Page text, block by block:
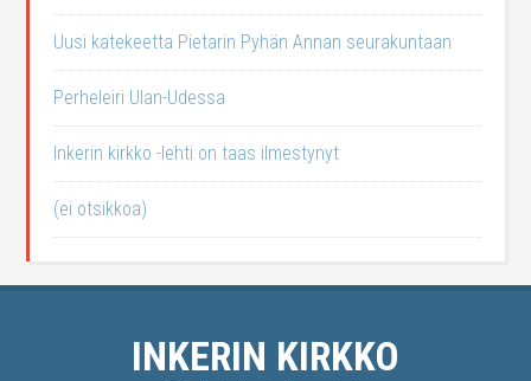
Uusi katekeetta Pietarin Pyhän Annan seurakuntaan
Perheleiri Ulan-Udessa
Inkerin kirkko -lehti on taas ilmestynyt
(ei otsikkoa)
INKERIN KIRKKO